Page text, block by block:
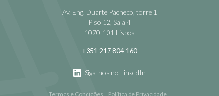
Av. Eng. Duarte Pacheco, torre 1
Piso 12, Sala 4
1070-101 Lisboa
+351 217 804 160
Siga-nos no LinkedIn
Termos e Condições Política de Privacidade